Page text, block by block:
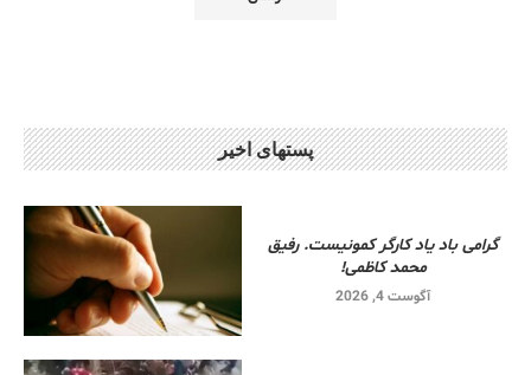
پستهای اخیر
گرامی باد یاد کارگر کمونیست. رفیق
محمد کاظمی!
آگوست 4, 2026